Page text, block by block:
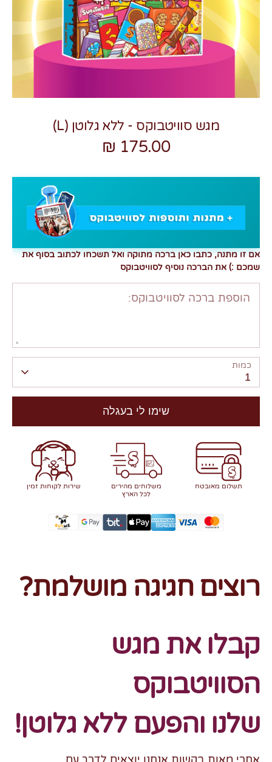
צרו קשר
מגש סוויטבוקס - ללא גלוטן (L)
175.00 ₪
אם זו מתנה, כתבו כאן ברכה מתוקה ואל תשכחו לכתוב בסוף את
שמכם :) את הברכה נוסיף לסוויטבוקס
הוספת ברכה לסוויטבוקס:
כמות
1
שימו לי בעגלה
תשלום מאובטח
משלוחים מהירים
לכל הארץ
שירות לקוחות זמין
רוצים חגיגה מושלמת?
קבלו את מגש
הסוויטבוקס
שלנו והפעם ללא גלוטן!